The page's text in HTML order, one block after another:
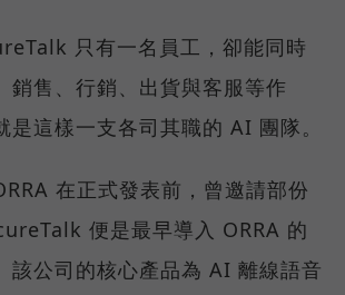
只有一名員工，卻能同時
銷售、行銷、出貨與客服等作
是這樣一支各司其職的 AI 團隊。
在正式發表前，曾邀請部份
便是最早導入 ORRA 的
該公司的核心產品為 AI 離線語音